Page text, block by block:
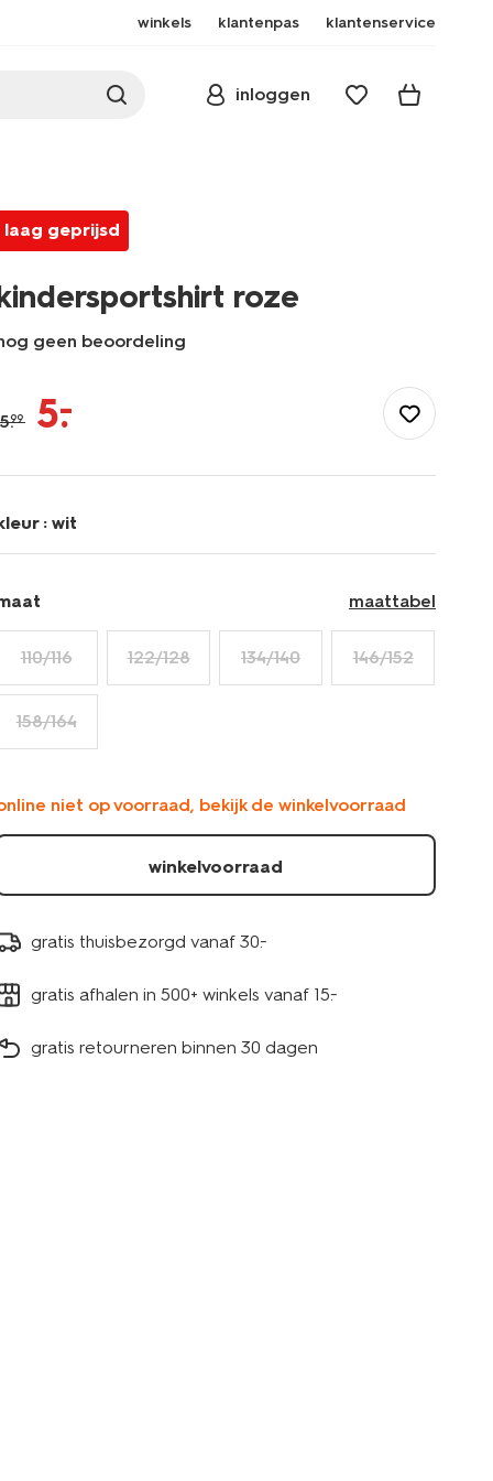
winkels klantenpas klantenservice
inloggen
laag geprijsd
roze
geen beoordeling
roze-
5.99 5.
–
: wit
maattabel
110/116 122/128 134/140 146/152
158/164
niet op voorraad, bekijk de winkelvoorraad
winkelvoorraad
gratis thuisbezorgd vanaf 30.-
gratis afhalen in 500+ winkels vanaf 15.-
gratis retourneren binnen 30 dagen